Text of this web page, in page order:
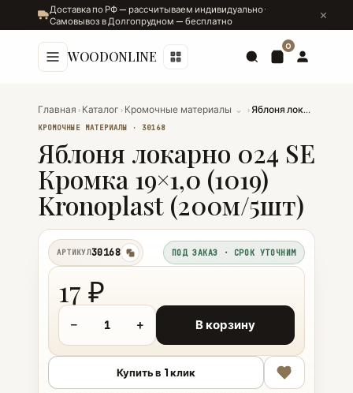
Доставка по РФ — рассчитываем индивидуально ·
Самовывоз в Долгопрудном — бесплатно
WOODONLINE
0
Главная › Каталог › Кромочные материалы ⌄ › Яблоня локарно 024 SE Кромка 19×1,0 (1019) Kronoplast (200м/5шт)
КРОМОЧНЫЕ МАТЕРИАЛЫ · 30168
Яблоня локарно 024 SE
Кромка 19×1,0 (1019)
Kronoplast (200м/5шт)
АРТИКУЛ30168
копировать
ПОД ЗАКАЗ · СРОК УТОЧНИМ
17 ₽
− + В корзину
Купить в 1 клик